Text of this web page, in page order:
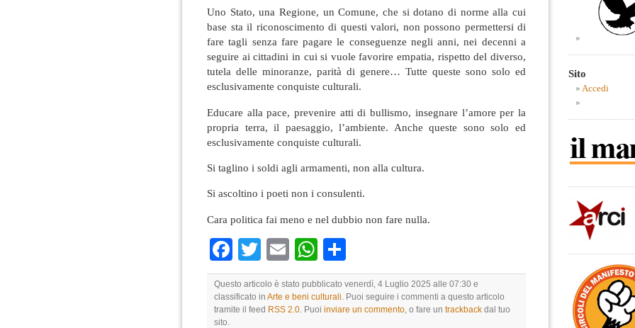
Uno Stato, una Regione, un Comune, che si dotano di norme alla cui
base sta il riconoscimento di questi valori, non possono permettersi di
fare tagli senza fare pagare le conseguenze negli anni, nei decenni a
seguire ai cittadini in cui si vuole favorire empatia, rispetto del diverso,
tutela delle minoranze, parità di genere… Tutte queste sono solo ed
esclusivamente conquiste culturali.
Educare alla pace, prevenire atti di bullismo, insegnare l’amore per la
propria terra, il paesaggio, l’ambiente. Anche queste sono solo ed
esclusivamente conquiste culturali.
Si taglino i soldi agli armamenti, non alla cultura.
Si ascoltino i poeti non i consulenti.
Cara politica fai meno e nel dubbio non fare nulla.
Facebook
TwitterEmailWhatsApp
Questo articolo è stato pubblicato venerdì, 4 Luglio 2025 alle 07:30 e
classificato in Arte e beni culturali. Puoi seguire i commenti a questo articolo
tramite il feed RSS 2.0. Puoi inviare un commento, o fare un trackback dal tuo
sito.
Sito
Accedi